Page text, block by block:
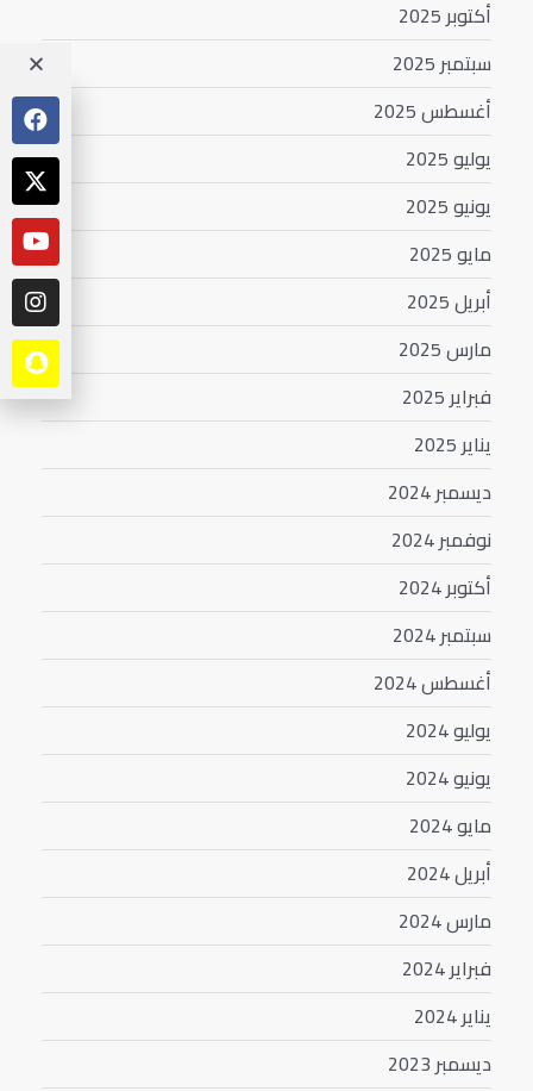
أكتوبر 2025
سبتمبر 2025
أغسطس 2025
يوليو 2025
يونيو 2025
مايو 2025
أبريل 2025
مارس 2025
فبراير 2025
يناير 2025
ديسمبر 2024
نوفمبر 2024
أكتوبر 2024
سبتمبر 2024
أغسطس 2024
يوليو 2024
يونيو 2024
مايو 2024
أبريل 2024
مارس 2024
فبراير 2024
يناير 2024
ديسمبر 2023